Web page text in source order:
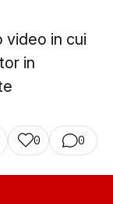
video in cui
in
0 0